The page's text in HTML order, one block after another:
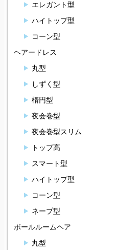
エレガント型
ハイトップ型
コーン型
ヘアードレス
丸型
しずく型
楕円型
夜会巻型
夜会巻型スリム
トップ高
スマート型
ハイトップ型
コーン型
ネープ型
ボールルームヘア
丸型